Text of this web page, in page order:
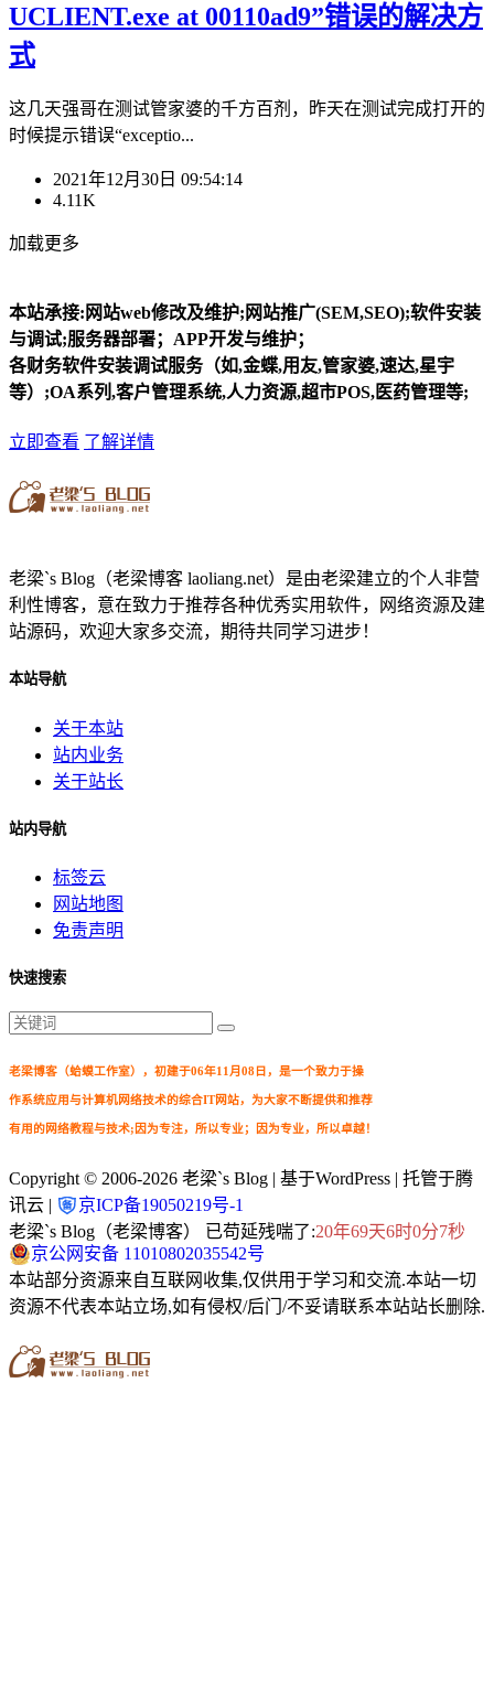
UCLIENT.exe at 00110ad9”错误的解决方
式
这几天强哥在测试管家婆的千方百剂，昨天在测试完成打开的
时候提示错误“exceptio...
2021年12月30日 09:54:14
4.11K
加载更多
本站承接:网站web修改及维护;网站推广(SEM,SEO);软件安装
与调试;服务器部署；APP开发与维护；
各财务软件安装调试服务（如,金蝶,用友,管家婆,速达,星宇
等）;OA系列,客户管理系统,人力资源,超市POS,医药管理等;
立即查看 了解详情
老梁`s Blog（老梁博客 laoliang.net）是由老梁建立的个人非营
利性博客，意在致力于推荐各种优秀实用软件，网络资源及建
站源码，欢迎大家多交流，期待共同学习进步！
本站导航
关于本站
站内业务
关于站长
站内导航
标签云
网站地图
免责声明
快速搜索
老梁博客（蛤蟆工作室），初建于06年11月08日，是一个致力于操
作系统应用与计算机网络技术的综合IT网站，为大家不断提供和推荐
有用的网络教程与技术;因为专注，所以专业；因为专业，所以卓越！
Copyright © 2006-2026 老梁`s Blog | 基于WordPress | 托管于腾
讯云 |
京ICP备19050219号-1
老梁`s Blog（老梁博客） 已苟延残喘了:20年69天6时0分7秒
京公网安备 11010802035542号
本站部分资源来自互联网收集,仅供用于学习和交流.本站一切
资源不代表本站立场,如有侵权/后门/不妥请联系本站站长删除.